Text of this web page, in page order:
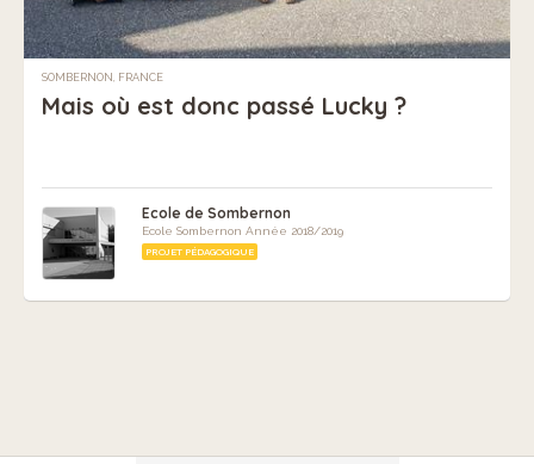
SOMBERNON, FRANCE
Mais où est donc passé Lucky ?
Ecole de Sombernon
Ecole Sombernon Année 2018/2019
PROJET PÉDAGOGIQUE